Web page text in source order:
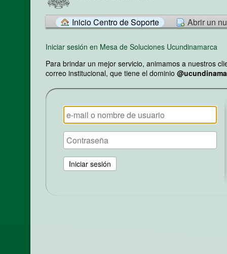
Inicio Centro de Soporte Abrir un
Iniciar sesión en Mesa de Soluciones Ucundinamarca
Para brindar un mejor servicio, animamos a nuestros
correo institucional, que tiene el dominio